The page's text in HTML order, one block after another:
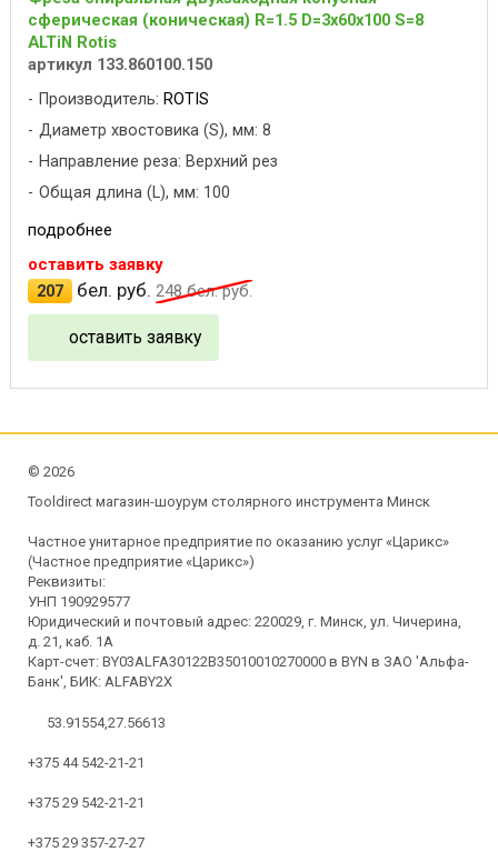
сферическая (коническая) R=1.5 D=3x60x100 S=8
ALTiN Rotis
артикул 133.860100.150
Производитель: ROTIS
Диаметр хвостовика (S), мм: 8
Направление реза: Верхний рез
Общая длина (L), мм: 100
подробнее
оставить заявку
207
бел. руб. 248бел. руб.
оставить заявку
© 2026
Tooldirect магазин-шоурум столярного инструмента Минск
Частное унитарное предприятие по оказанию услуг «Царикс»
(Частное предприятие «Царикс»)
Реквизиты:
УНП 190929577
Юридический и почтовый адрес: 220029, г. Минск, ул. Чичерина,
д. 21, каб. 1А
Карт-счет: BY03ALFA30122B35010010270000 в BYN в ЗАО 'Альфа-
Банк', БИК: ALFABY2X
53.91554,27.56613
+375 44 542-21-21
+375 29 542-21-21
+375 29 357-27-27